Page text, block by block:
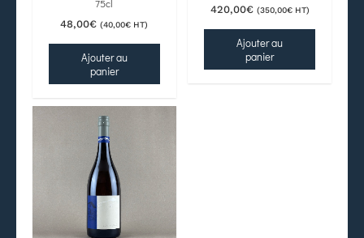
75cl
48,00€ (40,00€ HT)
Ajouter au
panier
420,00€ (350,00€HT)
Ajouter au
panier